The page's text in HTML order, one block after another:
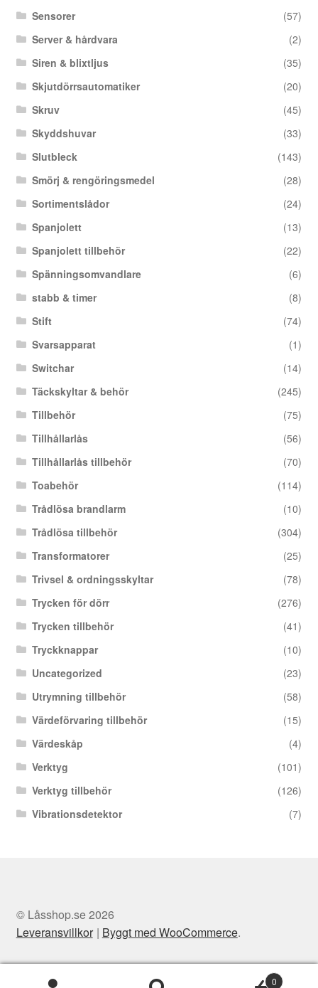
Sensorer
(57)
Server & hårdvara
(2)
Siren & blixtljus
(35)
Skjutdörrsautomatiker
(20)
Skruv
(45)
Skyddshuvar
(33)
Slutbleck
(143)
Smörj & rengöringsmedel
(28)
Sortimentslådor
(24)
Spanjolett
(13)
Spanjolett tillbehör
(22)
Spänningsomvandlare
(6)
stabb & timer
(8)
Stift
(74)
Svarsapparat
(1)
Switchar
(14)
Täckskyltar & behör
(245)
Tillbehör
(75)
Tillhållarlås
(56)
Tillhållarlås tillbehör
(70)
Toabehör
(114)
Trådlösa brandlarm
(10)
Trådlösa tillbehör
(304)
Transformatorer
(25)
Trivsel & ordningsskyltar
(78)
Trycken för dörr
(276)
Trycken tillbehör
(41)
Tryckknappar
(10)
Uncategorized
(23)
Utrymning tillbehör
(58)
Värdeförvaring tillbehör
(15)
Värdeskåp
(4)
Verktyg
(101)
Verktyg tillbehör
(126)
Vibrationsdetektor
(7)
© Låsshop.se 2026
Leveransvillkor
Byggt med WooCommerce.
0